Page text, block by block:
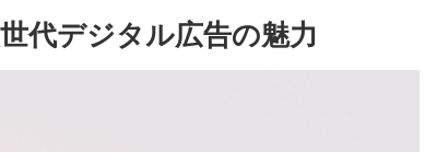
代デジタル広告の魅力